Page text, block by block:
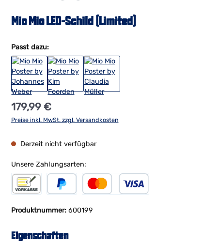
Mio Mio LED-Schild (Limited)
Passt dazu:
Regulärer Preis:
179,99 €
Preise inkl. MwSt. zzgl. Versandkosten
Derzeit nicht verfügbar
Unsere Zahlungsarten:
Produktnummer: 600199
Eigenschaften